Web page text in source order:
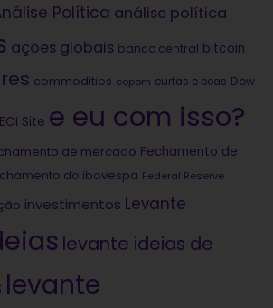
Política análise política
ações globais banco central bitcoin
commodities copom curtas e boas Dow
Site e eu com isso?
de mercado Fechamento de
do ibovespa Federal Reserve
investimentos Levante
levante ideias de
levante